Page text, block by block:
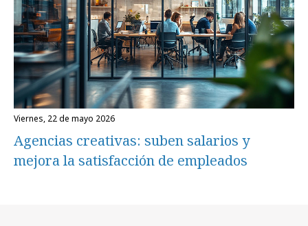
viernes, 22 de mayo 2026
Agencias creativas: suben salarios y
mejora la satisfacción de empleados